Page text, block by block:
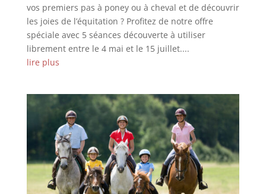
vos premiers pas à poney ou à cheval et de découvrir
les joies de l’équitation ? Profitez de notre offre
spéciale avec 5 séances découverte à utiliser
librement entre le 4 mai et le 15 juillet....
lire plus